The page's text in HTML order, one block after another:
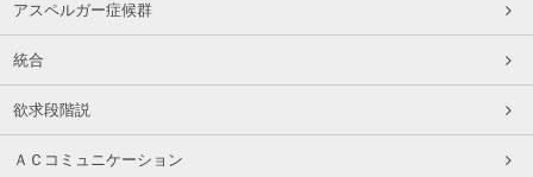
アスペルガー症候群
統合
欲求段階説
ＡＣコミュニケーション